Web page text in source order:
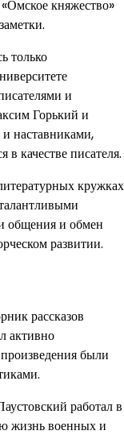
княжество»
только
и
Горький и
наставниками,
в качестве писателя.
кружках
общения и обмен
развитии.
рассказов
активно
были
работал в
жизнь военных и